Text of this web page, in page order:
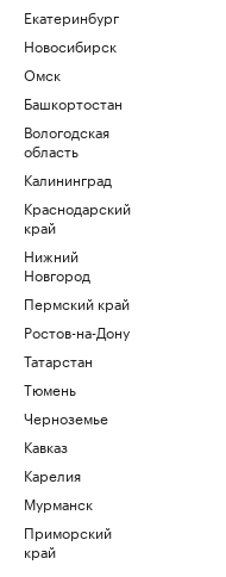
Екатеринбург
Новосибирск
Омск
Башкортостан
Вологодская
область
Калининград
Краснодарский
край
Нижний
Новгород
Пермский край
Ростов-на-Дону
Татарстан
Тюмень
Черноземье
Кавказ
Карелия
Мурманск
Приморский
край